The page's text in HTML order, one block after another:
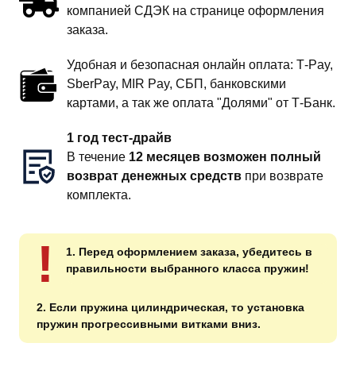
компанией СДЭК на странице оформления
заказа.
Удобная и безопасная онлайн оплата: T‑Pay,
SberPay, MIR Pay, СБП, банковскими
картами, а так же оплата "Долями" от Т-Банк.
1 год тест-драйв
В течение 12 месяцев возможен полный
возврат денежных средств при возврате
комплекта.
!
1. Перед оформлением заказа, убедитесь в
правильности выбранного класса пружин!
2. Если пружина цилиндрическая, то установка
пружин прогрессивными витками вниз.